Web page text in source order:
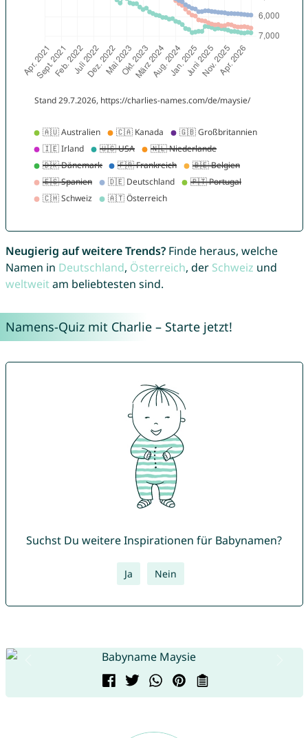
Neugierig auf weitere Trends?Finde heraus, welche
Namen in Deutschland, Österreich, der Schweiz und
weltweitam beliebtesten sind.
Namens-Quiz mit Charlie – Starte jetzt!
Suchst Du weitere Inspirationen für Babynamen?
Ja Nein